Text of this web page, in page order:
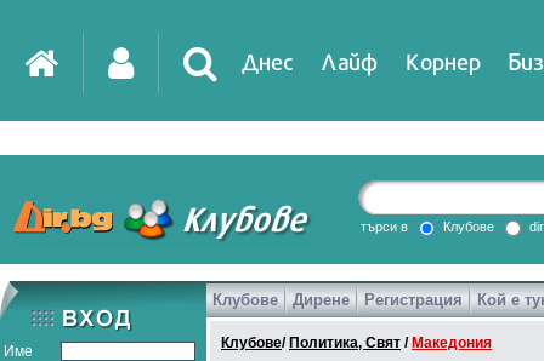
Днес Лайф Корнер
DirTV Impressio
Games
търси в Клубове
Име
Клубове Дирене Регистрация Кой е
Клубове/ Политика, Свят / Македония